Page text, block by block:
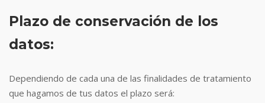
Plazo de conservación de los
datos:
Dependiendo de cada una de las finalidades de tratamiento
que hagamos de tus datos el plazo será: